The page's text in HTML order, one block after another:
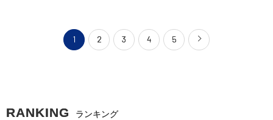
1 2 3 4 5
RANKING ランキング